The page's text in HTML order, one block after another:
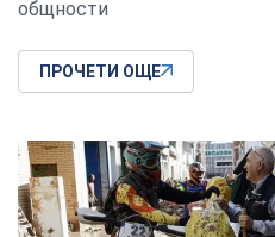
общности
ПРОЧЕТИ ОЩЕ